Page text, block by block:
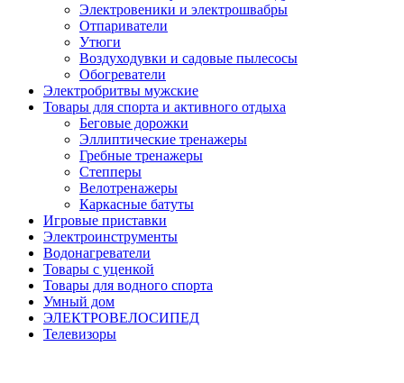
Электровеники и электрошвабры
Отпариватели
Утюги
Воздуходувки и садовые пылесосы
Обогреватели
Электробритвы мужские
Товары для спорта и активного отдыха
Беговые дорожки
Эллиптические тренажеры
Гребные тренажеры
Степперы
Велотренажеры
Каркасные батуты
Игровые приставки
Электроинструменты
Водонагреватели
Товары с уценкой
Товары для водного спорта
Умный дом
ЭЛЕКТРОВЕЛОСИПЕД
Телевизоры